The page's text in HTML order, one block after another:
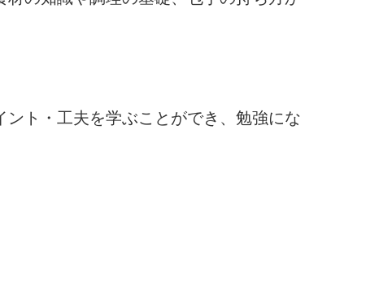
ト・工夫を学ぶことができ、勉強にな